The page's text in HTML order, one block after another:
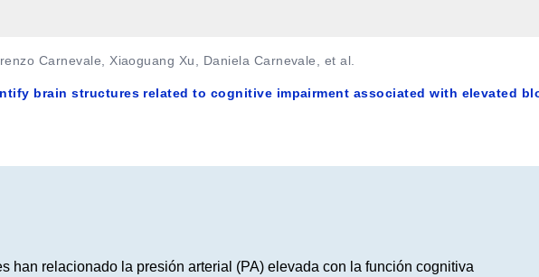
Carnevale, Xiaoguang Xu, Daniela Carnevale, et al.
brain structures related to cognitive impairment associated with elevated
han relacionado la presión arterial (PA) elevada con la función cognitiva